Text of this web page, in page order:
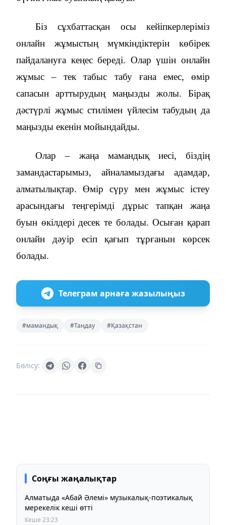
Біз сұхбаттасқан осы кейіпкерлеріміз
онлайн жұмыстың мүмкіндіктерін көбірек
пайдалануға кеңес береді. Олар үшін онлайн
жұмыс – тек табыс табу ғана емес, өмір
сапасын арттырудың маңызды жолы. Бірақ
дәстүрлі жұмыс стилімен үйлесім табудың да
маңызды екенін мойындайды.
Олар – жаңа мамандық иесі, біздің
замандастарымыз, айналамыздағы адамдар,
алматылықтар. Өмір сүру мен жұмыс істеу
арасындағы теңгерімді дұрыс тапқан жаңа
буын өкілдері десек те болады. Осыған қарап
онлайн дәуір есіп қағып тұрғанын көрсек
болады.
Телеграм арнаға жазылыңыз
#мамандық #Таңдау #Қазақстан
Бөлісу:
Соңғы жаңалықтар
Алматыда «Абай Әлемі» музыкалық-поэтикалық
мерекелік кеші өтті
Кеше 23:23